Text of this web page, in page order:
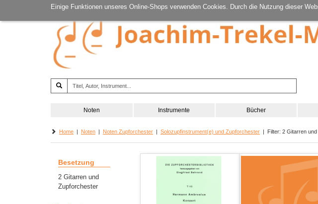
Einige Funktionen unseres Online-Shops verwenden Cookies. Durch die Nutzung dieser
Noten Instrumente Bücher
Home | Noten | Noten Zupforchester | Solozupfinstrument(e) und Zupforchester | Filter: 2 Gitarren
Besetzung
2 Gitarren und
Zupforchester